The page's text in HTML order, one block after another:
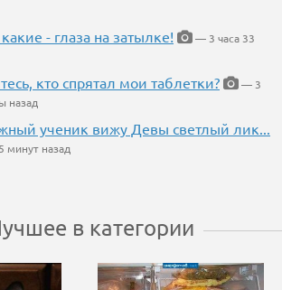
- глаза на затылке!
— 3 часа 33
кто спрятал мои таблетки?
— 3
назад
ученик вижу Девы светлый лик...
минут назад
в категории